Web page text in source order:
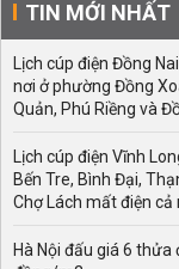
TIN MỚI NHẤT
Lịch cúp điện Đồng
nơi ở phường Đồng
Quản, Phú Riềng và
Lịch cúp điện Vĩnh
Bến Tre, Bình Đại,
Chợ Lách mất điện cả
Hà Nội đấu giá 6